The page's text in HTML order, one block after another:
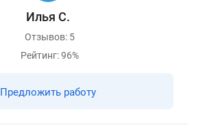
Илья С.
Отзывов: 5
Рейтинг: 96%
Предложить работу